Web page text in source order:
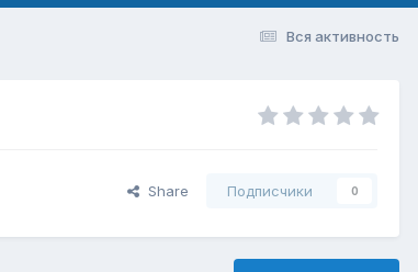
Вся активность
Share Подписчики 0